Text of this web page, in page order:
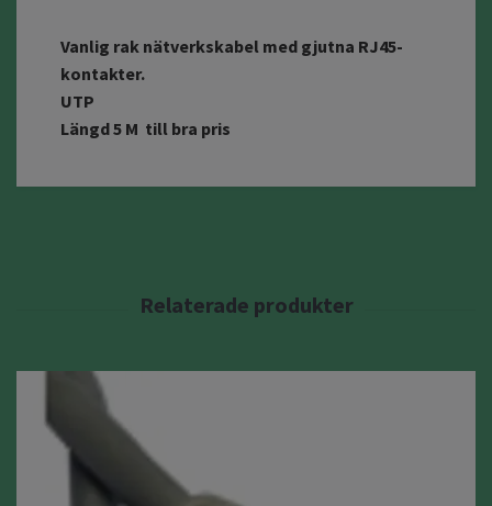
Vanlig rak nätverkskabel med gjutna RJ45-
kontakter.
UTP
Längd 5 M till bra pris